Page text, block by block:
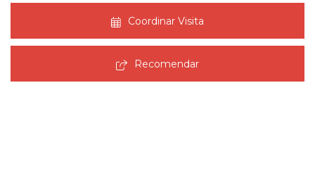
Coordinar Visita
Recomendar